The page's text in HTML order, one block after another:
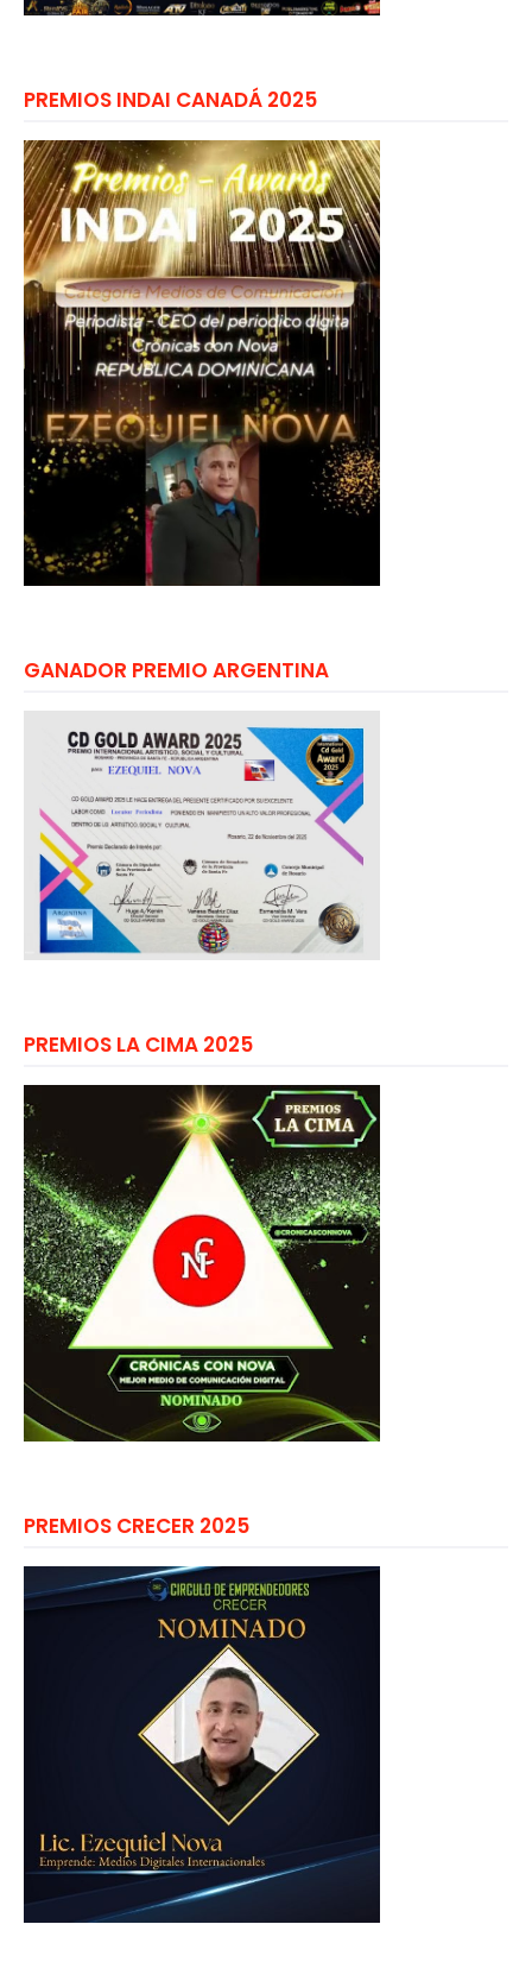
PREMIOS INDAI CANADÁ 2025
GANADOR PREMIO ARGENTINA
PREMIOS LA CIMA 2025
PREMIOS CRECER 2025